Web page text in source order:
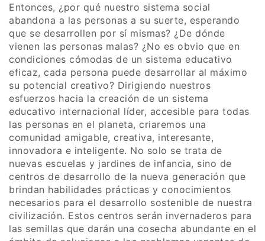
Entonces, ¿por qué nuestro sistema social
abandona a las personas a su suerte, esperando
que se desarrollen por sí mismas? ¿De dónde
vienen las personas malas? ¿No es obvio que en
condiciones cómodas de un sistema educativo
eficaz, cada persona puede desarrollar al máximo
su potencial creativo? Dirigiendo nuestros
esfuerzos hacia la creación de un sistema
educativo internacional líder, accesible para todas
las personas en el planeta, criaremos una
comunidad amigable, creativa, interesante,
innovadora e inteligente. No solo se trata de
nuevas escuelas y jardines de infancia, sino de
centros de desarrollo de la nueva generación que
brindan habilidades prácticas y conocimientos
necesarios para el desarrollo sostenible de nuestra
civilización. Estos centros serán invernaderos para
las semillas que darán una cosecha abundante en el